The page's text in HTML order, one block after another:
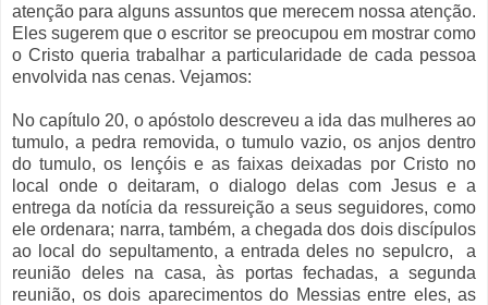
atenção para alguns assuntos que merecem nossa atenção.
Eles sugerem que o escritor se preocupou em mostrar como
o Cristo queria trabalhar a particularidade de cada pessoa
envolvida nas cenas. Vejamos:
No capítulo 20, o apóstolo descreveu a ida das mulheres ao
tumulo, a pedra removida, o tumulo vazio, os anjos dentro
do tumulo, os lençóis e as faixas deixadas por Cristo no
local onde o deitaram, o dialogo delas com Jesus e a
entrega da notícia da ressureição a seus seguidores, como
ele ordenara; narra, também, a chegada dos dois discípulos
ao local do sepultamento, a entrada deles no sepulcro,
a
reunião deles na casa, às portas fechadas, a segunda
reunião, os dois aparecimentos do Messias entre eles, as